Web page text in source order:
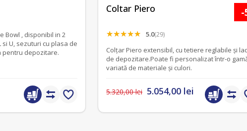
cu plasa de
si lada pentru depozitare.
Coltar Piero
5.0(29)
Colțar Piero extensibil, cu tetiere reglabile și
de depozitare.Poate fi personalizat într-o
variată de materiale și culori.
5.320,00 lei 5.054,00 lei